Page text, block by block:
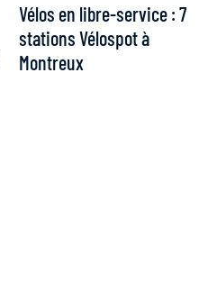
Vélos en libre-service : 7
stations Vélospot à
Montreux